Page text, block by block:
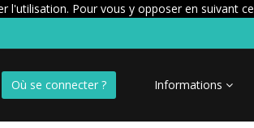
l'utilisation. Pour vous y opposer en suivant ce
Où se connecter ? Informations